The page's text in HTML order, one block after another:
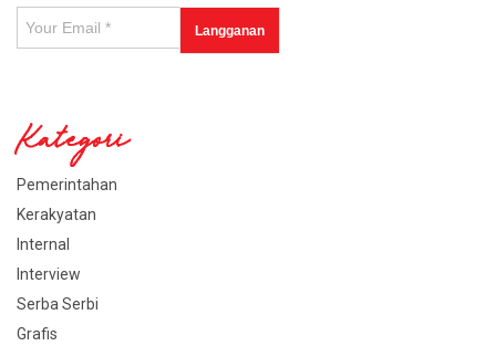
Kategori
Pemerintahan
Kerakyatan
Internal
Interview
Serba Serbi
Grafis